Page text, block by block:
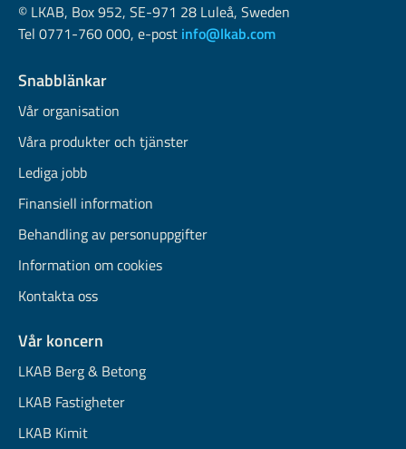
© LKAB, Box 952, SE-971 28 Luleå, Sweden
Tel 0771-760 000, e-post info@lkab.com
Snabblänkar
Vår organisation
Våra produkter och tjänster
Lediga jobb
Finansiell information
Behandling av personuppgifter
Information om cookies
Kontakta oss
Vår koncern
LKAB Berg & Betong
LKAB Fastigheter
LKAB Kimit